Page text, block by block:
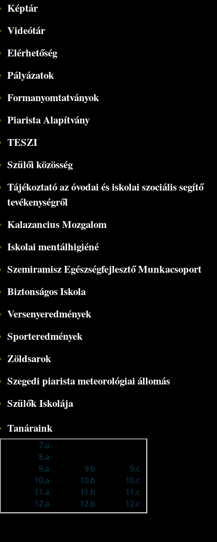
Képtár
Videótár
Elérhetőség
Pályázatok
Formanyomtatványok
Piarista Alapítvány
TESZI
Szülői közösség
Tájékoztató az óvodai és iskolai szociális segítő
tevékenységről
Kalazancius Mozgalom
Iskolai mentálhigiéné
Szemiramisz Egészségfejlesztő Munkacsoport
Biztonságos Iskola
Versenyeredmények
Sporteredmények
Zöldsarok
Szegedi piarista meteorológiai állomás
Szülők Iskolája
Tanáraink